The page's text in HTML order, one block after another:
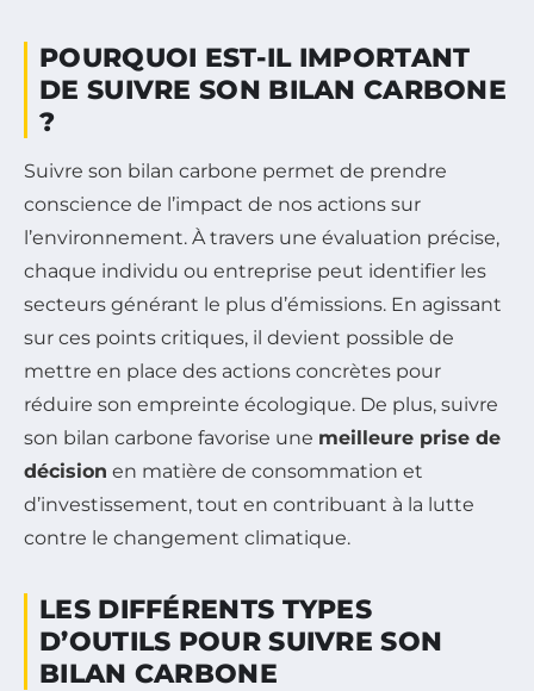
POURQUOI EST-IL IMPORTANT
DE SUIVRE SON BILAN CARBONE
?
Suivre son bilan carbone permet de prendre
conscience de l’impact de nos actions sur
l’environnement. À travers une évaluation précise,
chaque individu ou entreprise peut identifier les
secteurs générant le plus d’émissions. En agissant
sur ces points critiques, il devient possible de
mettre en place des actions concrètes pour
réduire son empreinte écologique. De plus, suivre
son bilan carbone favorise une meilleure prise de
décision en matière de consommation et
d’investissement, tout en contribuant à la lutte
contre le changement climatique.
LES DIFFÉRENTS TYPES
D’OUTILS POUR SUIVRE SON
BILAN CARBONE